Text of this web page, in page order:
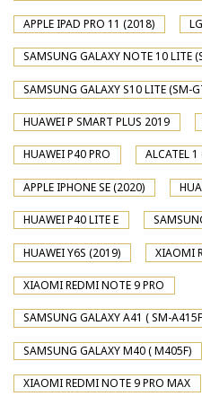
APPLE IPAD PRO 11 (2018)
SAMSUNG GALAXY NOTE 10 LITE
SAMSUNG GALAXY S10 LITE (SM-
HUAWEI P SMART PLUS 2019
HUAWEI P40 PRO ALCATEL
APPLE IPHONE SE (2020)
HUAWEI P40 LITE E
HUAWEI Y6S (2019) XIAOMI
XIAOMI REDMI NOTE 9 PRO
SAMSUNG GALAXY A41 ( SM-
SAMSUNG GALAXY M40 ( M405F)
XIAOMI REDMI NOTE 9 PRO MAX